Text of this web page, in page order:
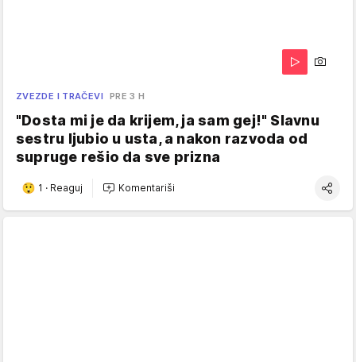
ZVEZDE I TRAČEVI PRE 3 H
"Dosta mi je da krijem, ja sam gej!" Slavnu
sestru ljubio u usta, a nakon razvoda od
supruge rešio da sve prizna
1 · Reaguj Komentariši